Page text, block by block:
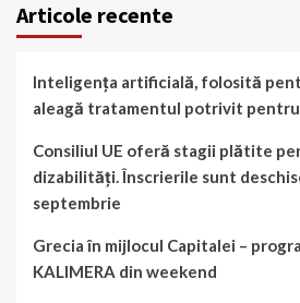
Articole recente
Inteligența artificială, folosită
aleagă tratamentul potrivit
Consiliul UE oferă stagii plătite
dizabilități. Înscrierile sunt
septembrie
Grecia în mijlocul Capitalei –
KALIMERA din weekend